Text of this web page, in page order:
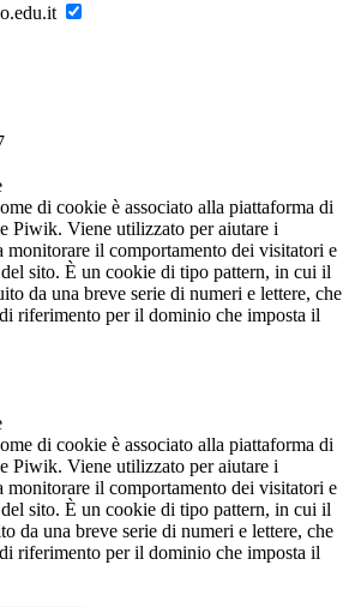
di cookie è associato alla piattaforma di
Piwik. Viene utilizzato per aiutare i
monitorare il comportamento dei visitatori e
sito. È un cookie di tipo pattern, in cui il
da una breve serie di numeri e lettere, che
riferimento per il dominio che imposta il
di cookie è associato alla piattaforma di
Piwik. Viene utilizzato per aiutare i
monitorare il comportamento dei visitatori e
sito. È un cookie di tipo pattern, in cui il
da una breve serie di numeri e lettere, che
riferimento per il dominio che imposta il